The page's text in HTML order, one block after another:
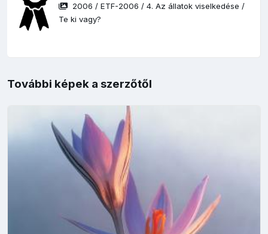
2006 /ETF-2006 /4. Az állatok viselkedése /
Te ki vagy?
További képek a szerzőtől